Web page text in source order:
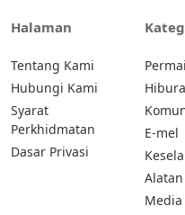
Halaman
Tentang Kami
Hubungi Kami
Syarat
Perkhidmatan
Dasar Privasi
E-mel
Alatan
Media